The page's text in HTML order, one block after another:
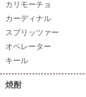
カリモーチョ
カーディナル
スプリッツァー
オペレーター
キール
焼酎